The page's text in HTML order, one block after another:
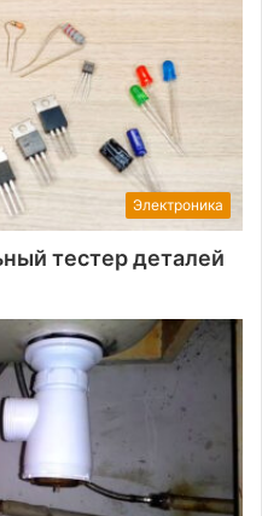
Электроника
тестер деталей